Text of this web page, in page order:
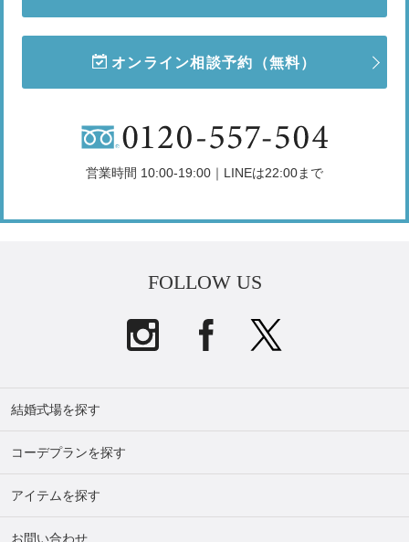
オンライン相談予約 （無料）
営業時間 10:00-19:00｜LINEは22:00まで
FOLLOW US
結婚式場を探す
コーデプランを探す
アイテムを探す
お問い合わせ